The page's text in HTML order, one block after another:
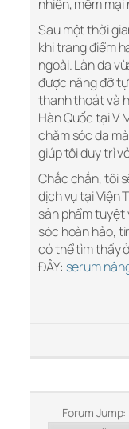
nhiên, mềm
Sau một thời
khi trang điểm
ngoài. Làn da
được nâng đỡ
thanh thoát và
Hàn Quốc tại V
chăm sóc da
giúp tôi duy trì
Chắc chắn, tôi
dịch vụ tại Viện
sản phẩm tuyệt
sóc hoàn hảo,
có thể tìm thấy ở
ĐÂY: serum
Forum Jump: